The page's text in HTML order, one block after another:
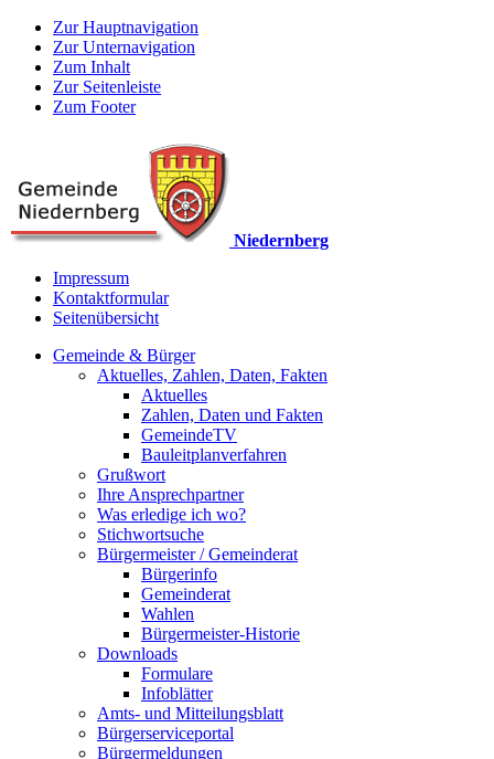
Zur Hauptnavigation
Zur Unternavigation
Zum Inhalt
Zur Seitenleiste
Zum Footer
Niedernberg
Impressum
Kontaktformular
Seitenübersicht
Gemeinde & Bürger
Aktuelles, Zahlen, Daten, Fakten
Aktuelles
Zahlen, Daten und Fakten
GemeindeTV
Bauleitplanverfahren
Grußwort
Ihre Ansprechpartner
Was erledige ich wo?
Stichwortsuche
Bürgermeister / Gemeinderat
Bürgerinfo
Gemeinderat
Wahlen
Bürgermeister-Historie
Downloads
Formulare
Infoblätter
Amts- und Mitteilungsblatt
Bürgerserviceportal
Bürgermeldungen